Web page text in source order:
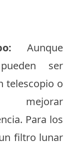
Aunque
ser
telescopio o
mejorar
Para los
filtro lunar